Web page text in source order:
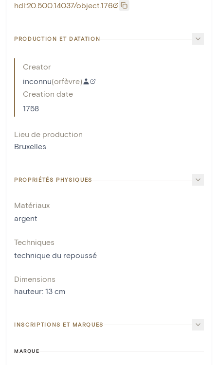
hdl:20.500.14037/object.176
PRODUCTION ET DATATION
Creator
inconnu(orfèvre)
Creation date
1758
Lieu de production
Bruxelles
PROPRIÉTÉS PHYSIQUES
Matériaux
argent
Techniques
technique du repoussé
Dimensions
hauteur: 13 cm
INSCRIPTIONS ET MARQUES
MARQUE